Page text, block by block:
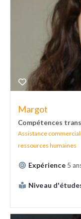
Margot
Compétences
Assistance
ressources humaines
Expérience 5
Niveau